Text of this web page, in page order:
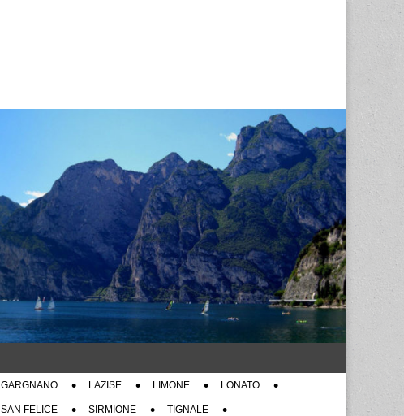
GARGNANO LAZISE LIMONE LONATO
SAN FELICE SIRMIONE TIGNALE